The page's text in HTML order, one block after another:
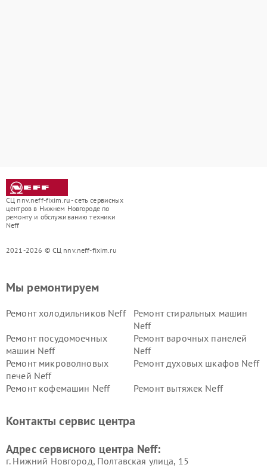
СЦ nnv.neff-fixim.ru - сеть сервисных
центров в Нижнем Новгороде по
ремонту и обслуживанию техники
Neff
2021-2026 © СЦ nnv.neff-fixim.ru
Мы ремонтируем
Ремонт холодильников Neff
Ремонт стиральных машин
Neff
Ремонт посудомоечных
машин Neff
Ремонт варочных панелей
Neff
Ремонт микроволновых
печей Neff
Ремонт духовых шкафов Neff
Ремонт кофемашин Neff Ремонт вытяжек Neff
Контакты сервис центра
Адрес сервисного центра Neff:
г. Нижний Новгород, Полтавская улица, 15